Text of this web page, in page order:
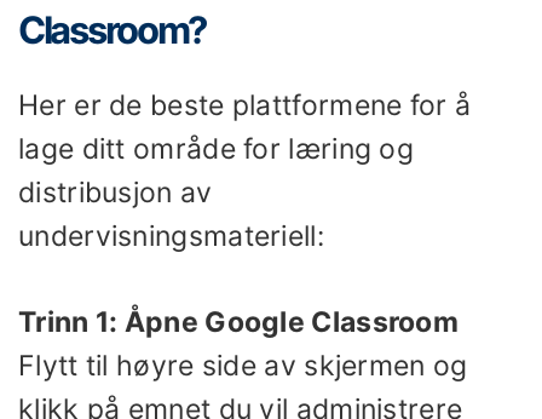
Classroom?
Her er de beste plattformene for å
lage ditt område for læring og
distribusjon av
undervisningsmateriell:
Trinn 1: Åpne Google Classroom
Flytt til høyre side av skjermen og
klikk på emnet du vil administrere